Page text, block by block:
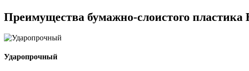
Преимущества бумажно-слоистого пластика
Ударопрочный